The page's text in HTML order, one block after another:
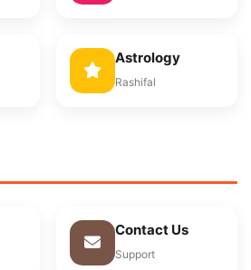
Astrology
Rashifal
Contact Us
Support